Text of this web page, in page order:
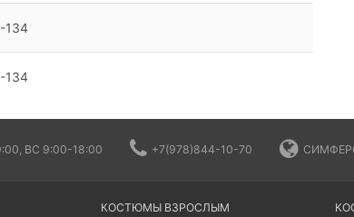
134
134
ВС 9:00-18:00 +7(978)844-10-70
КОСТЮМЫ ВЗРОСЛЫМ